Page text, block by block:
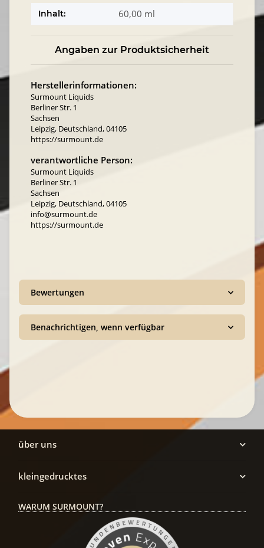
Inhalt: 60,00 ml
Angaben zur Produktsicherheit
Herstellerinformationen:
Surmount Liquids
Berliner Str. 1
Sachsen
Leipzig, Deutschland, 04105
https://surmount.de
verantwortliche Person:
Surmount Liquids
Berliner Str. 1
Sachsen
Leipzig, Deutschland, 04105
info@surmount.de
https://surmount.de
Bewertungen
Benachrichtigen, wenn verfügbar
über uns
kleingedrucktes
WARUM SURMOUNT?